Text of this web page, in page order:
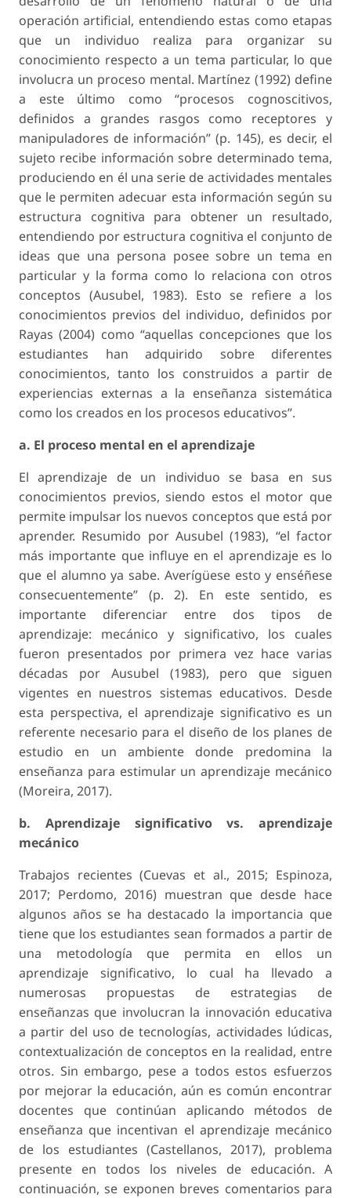
operación artificial, entendiendo estas como etapas
que un individuo realiza para organizar su
conocimiento respecto a un tema particular, lo que
involucra un proceso mental. Martínez (1992) define
a este último como “procesos cognoscitivos,
definidos a grandes rasgos como receptores y
manipuladores de información” (p. 145), es decir, el
sujeto recibe información sobre determinado tema,
produciendo en él una serie de actividades mentales
que le permiten adecuar esta información según su
estructura cognitiva para obtener un resultado,
entendiendo por estructura cognitiva el conjunto de
ideas que una persona posee sobre un tema en
particular y la forma como lo relaciona con otros
conceptos (Ausubel, 1983). Esto se refiere a los
conocimientos previos del individuo, definidos por
Rayas (2004) como “aquellas concepciones que los
estudiantes han adquirido sobre diferentes
conocimientos, tanto los construidos a partir de
experiencias externas a la enseñanza sistemática
como los creados en los procesos educativos”.
a. El proceso mental en el aprendizaje
El aprendizaje de un individuo se basa en sus
conocimientos previos, siendo estos el motor que
permite impulsar los nuevos conceptos que está por
aprender. Resumido por Ausubel (1983), “el factor
más importante que influye en el aprendizaje es lo
que el alumno ya sabe. Averígüese esto y enséñese
consecuentemente” (p. 2). En este sentido, es
importante diferenciar entre dos tipos de
aprendizaje: mecánico y significativo, los cuales
fueron presentados por primera vez hace varias
décadas por Ausubel (1983), pero que siguen
vigentes en nuestros sistemas educativos. Desde
esta perspectiva, el aprendizaje significativo es un
referente necesario para el diseño de los planes de
estudio en un ambiente donde predomina la
enseñanza para estimular un aprendizaje mecánico
(Moreira, 2017).
b. Aprendizaje significativo vs. aprendizaje
mecánico
Trabajos recientes (Cuevas et al., 2015; Espinoza,
2017; Perdomo, 2016) muestran que desde hace
algunos años se ha destacado la importancia que
tiene que los estudiantes sean formados a partir de
una metodología que permita en ellos un
aprendizaje significativo, lo cual ha llevado a
numerosas propuestas de estrategias de
enseñanzas que involucran la innovación educativa
a partir del uso de tecnologías, actividades lúdicas,
contextualización de conceptos en la realidad, entre
otros. Sin embargo, pese a todos estos esfuerzos
por mejorar la educación, aún es común encontrar
docentes que continúan aplicando métodos de
enseñanza que incentivan el aprendizaje mecánico
de los estudiantes (Castellanos, 2017), problema
presente en todos los niveles de educación. A
continuación, se exponen breves comentarios para